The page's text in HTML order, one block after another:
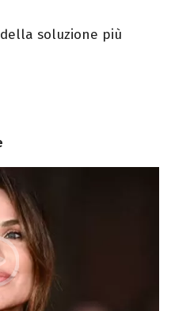
soluzione più